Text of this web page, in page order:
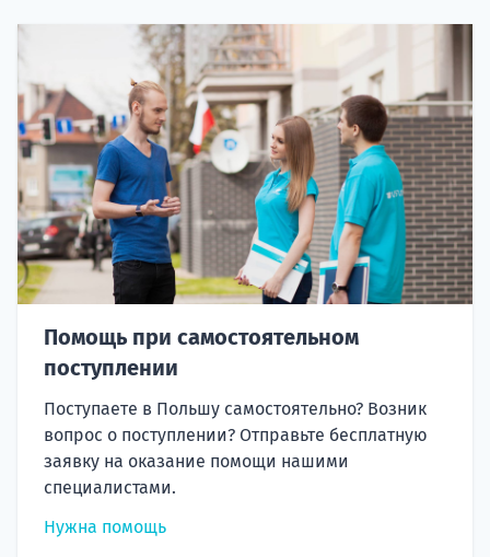
Помощь при самостоятельном
поступлении
Поступаете в Польшу самостоятельно? Возник
вопрос о поступлении? Отправьте бесплатную
заявку на оказание помощи нашими
специалистами.
Нужна помощь